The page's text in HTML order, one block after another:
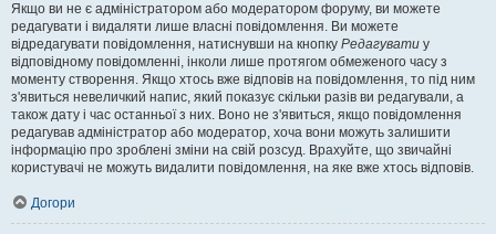
Якщо ви не є адміністратором або модератором форуму, ви можете
редагувати і видаляти лише власні повідомлення. Ви можете
відредагувати повідомлення, натиснувши на кнопку Редагувати у
відповідному повідомленні, інколи лише протягом обмеженого часу з
моменту створення. Якщо хтось вже відповів на повідомлення, то під ним
з'явиться невеличкий напис, який показує скільки разів ви редагували, а
також дату і час останньої з них. Воно не з'явиться, якщо повідомлення
редагував адміністратор або модератор, хоча вони можуть залишити
інформацію про зроблені зміни на свій розсуд. Врахуйте, що звичайні
користувачі не можуть видалити повідомлення, на яке вже хтось відповів.
Догори